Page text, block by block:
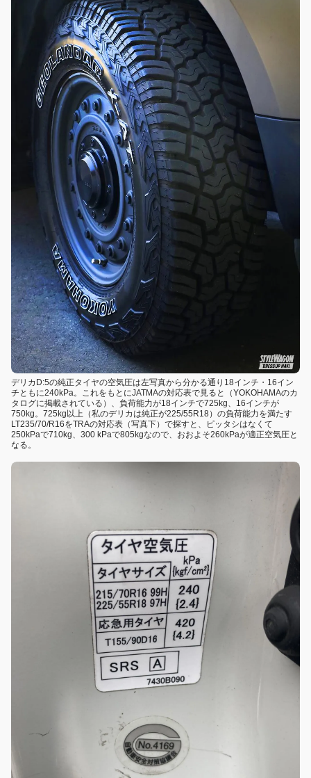
デリカD:5の純正タイヤの空気圧は左写真から分かる通り18インチ・16イン
チともに240kPa。これをもとにJATMAの対応表で見ると（YOKOHAMAのカ
タログに掲載されている）、負荷能力が18インチで725kg、16インチが
750kg。725kg以上（私のデリカは純正が225/55R18）の負荷能力を満たす
LT235/70/R16をTRAの対応表（写真下）で探すと、ピッタシはなくて
250kPaで710kg、300 kPaで805kgなので、おおよそ260kPaが適正空気圧と
なる。